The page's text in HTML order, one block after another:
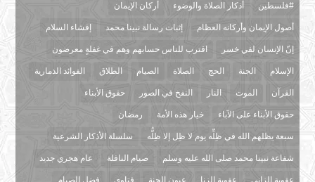
#فلسطين أذكار الصلاة والوضوء أركان الإيمان
أصول الإيمان وأركانه العظام إثبات رسالة نبينا محمد إفشاء السلام
إنّ الإنسان لفي خسر اقترب للناس حسابهم وهم في غفلةٍ معرضون
الإسلام الجنة الحج الصلاة الصيام الطلاق الفوائد الذمارية
القرآن الموت النار النفخ في الصور حقوق الأبناء
حقوق الأبناء على الآباء خيار هذه الأمة رمضان
سبعة يظلهم الله في ظِلِّه يوم لا ظِل إلا ظِلُّه سلسلة الأذكار الشرعية
شفاعة نبينا محمد صلى الله عليه وسلم صيام النافلة عام هجري جديد
عقوبة الزاني عقوبة الزنا عيون الجنة فتاوى فضل الصيام